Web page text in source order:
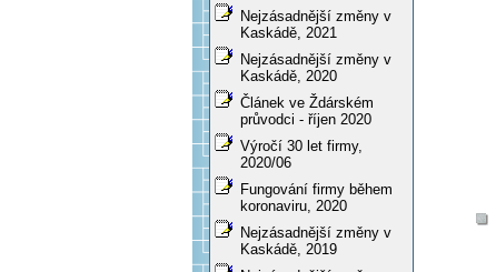
Nejzásadnější změny v
Kaskádě, 2021
Nejzásadnější změny v
Kaskádě, 2020
Článek ve Ždárském
průvodci - říjen 2020
Výročí 30 let firmy,
2020/06
Fungování firmy během
koronaviru, 2020
Nejzásadnější změny v
Kaskádě, 2019